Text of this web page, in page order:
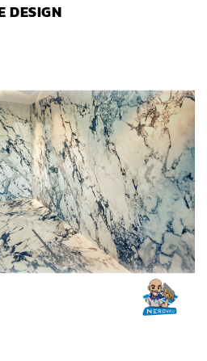
DESIGN